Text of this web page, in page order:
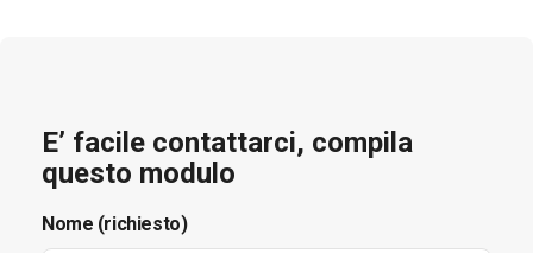
E’ facile contattarci, compila
questo modulo
Nome (richiesto)